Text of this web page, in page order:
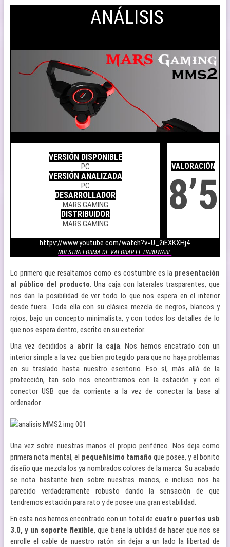
ANÁLISIS
VERSIÓN DISPONIBLE
PC
VERSIÓN ANALIZADA
PC
DESARROLLADOR
MARS GAMING
DISTRIBUIDOR
MARS GAMING
VALORACIÓN
8’5
httpv://www.youtube.com/watch?v=U_2iEXKXHj4
NUESTRA FORMA DE VALORAR EL HARDWARE
Lo primero que resaltamos como es costumbre es la presentación
al público del producto. Una caja con laterales trasparentes, que
nos dan la posibilidad de ver todo lo que nos espera en el interior
desde fuera. Toda ella con su clásica mezcla de negros, blancos y
rojos, bajo un concepto minimalista, y con todos los detalles de lo
que nos espera dentro, escrito en su exterior.
Una vez decididos a abrir la caja. Nos hemos encatrado con un
interior simple a la vez que bien protegido para que no haya problemas
en su traslado hasta nuestro escritorio. Eso sí, más allá de la
protección, tan solo nos encontramos con la estación y con el
conector USB que da corriente a la vez de conectar la base al
ordenador.
Una vez sobre nuestras manos el propio periférico. Nos deja como
primera nota mental, el pequeñísimo tamaño que posee, y el bonito
diseño que mezcla los ya nombrados colores de la marca. Su acabado
se nota bastante bien sobre nuestras manos, e incluso nos ha
parecido verdaderamente robusto dando la sensación de que
tendremos estación para rato y de posee una gran estabilidad.
En esta nos hemos encontrado con un total de cuatro puertos usb
3.0, y un soporte flexible, que tiene la utilidad de hacer que nos se
enrolle el cable de nuestro ratón sin dejar a un lado la libertad de